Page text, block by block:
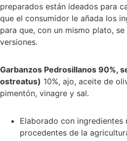
preparados están ideados para
que el consumidor le añada los
para que, con un mismo plato,
versiones.
Garbanzos Pedrosillanos 90%,
ostreatus) 10%, ajo, aceite de
pimentón, vinagre y sal.
Elaborado con ingredientes
procedentes de la